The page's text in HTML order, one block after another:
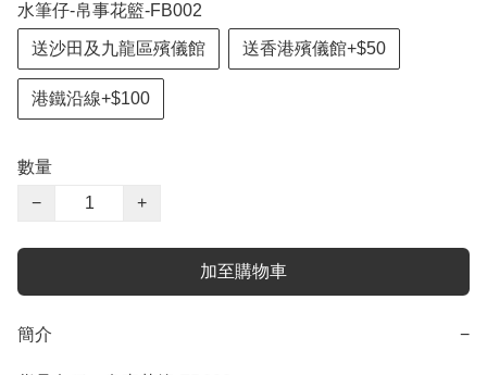
水筆仔-帛事花籃-FB002
送沙田及九龍區殯儀館 送香港殯儀館+$50
港鐵沿線+$100
數量
−
+
加至購物車
簡介 −